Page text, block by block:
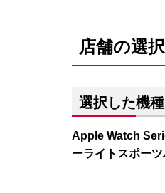
店舗の選択
選択した機
Apple Watch
ーライトスポー